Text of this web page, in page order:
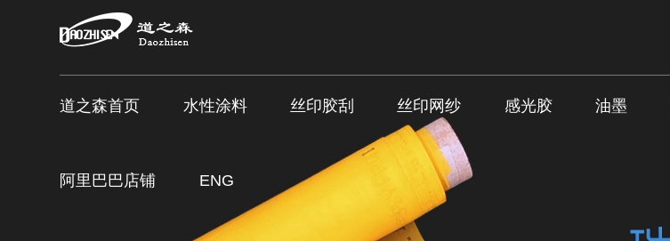
道之森首页 水性涂料 丝印胶刮 丝印网纱 感光胶 油墨
阿里巴巴店铺 ENG